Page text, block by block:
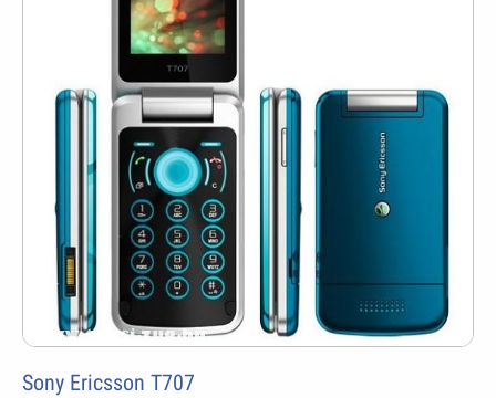
Sony Ericsson T707